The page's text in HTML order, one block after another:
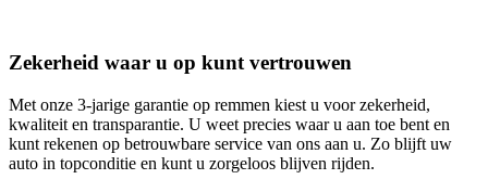
Zekerheid waar u op kunt vertrouwen
Met onze 3‑jarige garantie op remmen kiest u voor zekerheid,
kwaliteit en transparantie. U weet precies waar u aan toe bent en
kunt rekenen op betrouwbare service van ons aan u. Zo blijft uw
auto in topconditie en kunt u zorgeloos blijven rijden.